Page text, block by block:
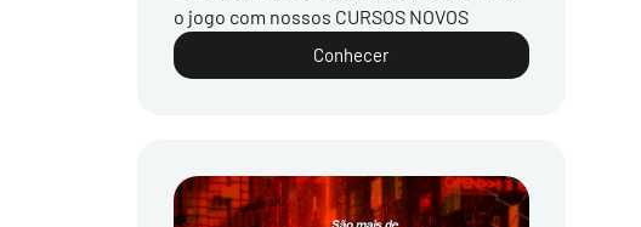
o jogo com nossos CURSOS NOVOS
Conhecer